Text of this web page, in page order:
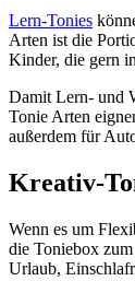
Lern-Tonies
Arten ist die
Kinder, die gern
Damit Lern- und
Tonie Arten
außerdem für
Kreativ-
Wenn es um
die Toniebox
Urlaub,